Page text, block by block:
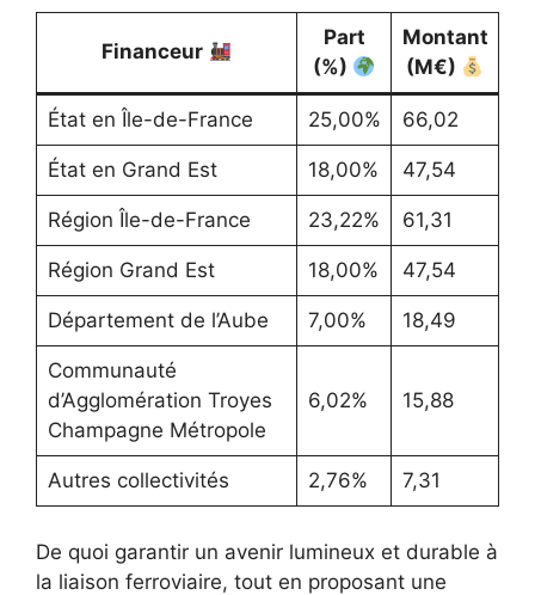
Financeur
Part
(%)
Montant
(M€)
État en Île-de-France 25,00% 66,02
État en Grand Est 18,00% 47,54
Région Île-de-France 23,22% 61,31
Région Grand Est 18,00% 47,54
Département de l’Aube 7,00% 18,49
Communauté
d’Agglomération Troyes
Champagne Métropole
6,02% 15,88
Autres collectivités 2,76% 7,31
De quoi garantir un avenir lumineux et durable à
la liaison ferroviaire, tout en proposant une